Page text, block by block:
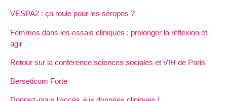
VESPA2 : ça roule pour les séropos ?
Femmes dans les essais cliniques : prolonger la réflexion et
agir
Retour sur la conférence sciences sociales et VIH de Paris
Berseticum Forte